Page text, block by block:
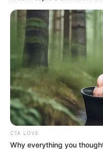
CTA LOVE
Why everything you